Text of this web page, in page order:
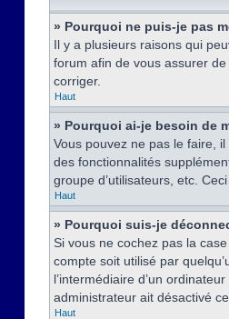
» Pourquoi ne puis-je pas
Il y a plusieurs raisons qui
forum afin de vous assurer
corriger.
Haut
» Pourquoi ai-je besoin de
Vous pouvez ne pas le faire,
des fonctionnalités
groupe d’utilisateurs, etc.
Haut
» Pourquoi suis-je
Si vous ne cochez pas la case
compte soit utilisé par
l’intermédiaire d’un
administrateur ait désactivé
Haut